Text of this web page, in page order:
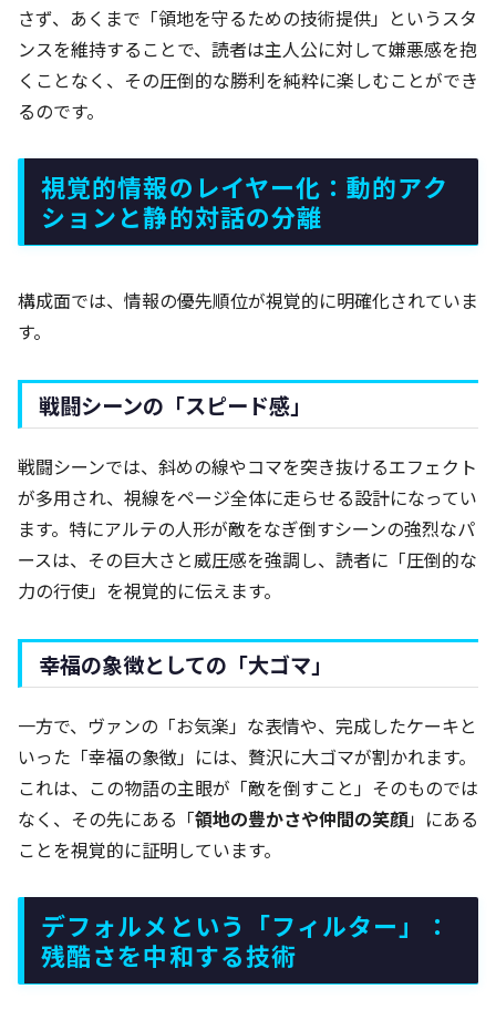
さず、あくまで「領地を守るための技術提供」というスタ
ンスを維持することで、読者は主人公に対して嫌悪感を抱
くことなく、その圧倒的な勝利を純粋に楽しむことができ
るのです。
視覚的情報のレイヤー化：動的アク
ションと静的対話の分離
構成面では、情報の優先順位が視覚的に明確化されていま
す。
戦闘シーンの「スピード感」
戦闘シーンでは、斜めの線やコマを突き抜けるエフェクト
が多用され、視線をページ全体に走らせる設計になってい
ます。特にアルテの人形が敵をなぎ倒すシーンの強烈なパ
ースは、その巨大さと威圧感を強調し、読者に「圧倒的な
力の行使」を視覚的に伝えます。
幸福の象徴としての「大ゴマ」
一方で、ヴァンの「お気楽」な表情や、完成したケーキと
いった「幸福の象徴」には、贅沢に大ゴマが割かれます。
これは、この物語の主眼が「敵を倒すこと」そのものでは
なく、その先にある「領地の豊かさや仲間の笑顔」にある
ことを視覚的に証明しています。
デフォルメという「フィルター」：
残酷さを中和する技術